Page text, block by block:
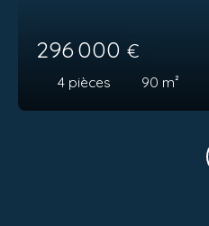
296 000 €
4 pièces 90 m²